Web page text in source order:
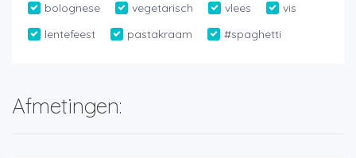
bolognese
vegetarisch vlees
vis
lentefeest
pastakraam #spaghetti
Afmetingen: